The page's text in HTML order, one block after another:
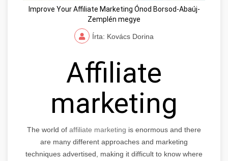
Improve Your Affiliate Marketing Ónod Borsod-Abaúj-
Zemplén megye
Írta: Kovács Dorina
Affiliate
marketing
The world of affiliate marketing is enormous and there
are many different approaches and marketing
techniques advertised, making it difficult to know where